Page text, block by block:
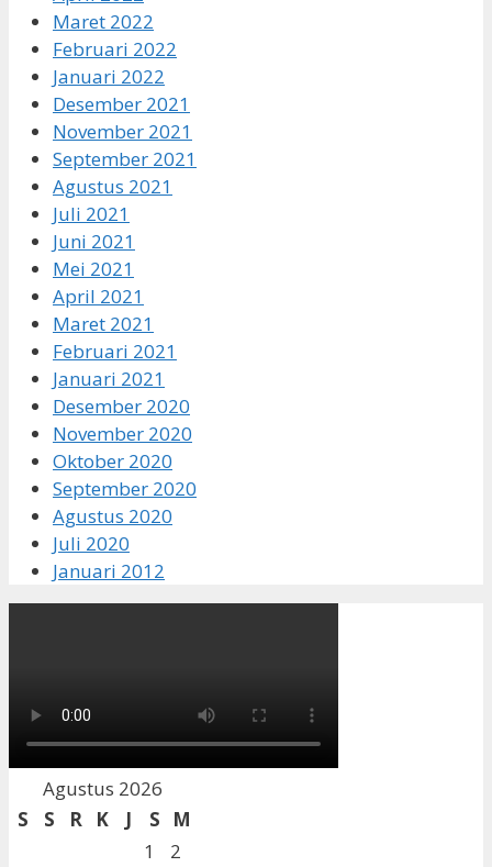
Maret 2022
Februari 2022
Januari 2022
Desember 2021
November 2021
September 2021
Agustus 2021
Juli 2021
Juni 2021
Mei 2021
April 2021
Maret 2021
Februari 2021
Januari 2021
Desember 2020
November 2020
Oktober 2020
September 2020
Agustus 2020
Juli 2020
Januari 2012
Agustus 2026
S
S R K J S
M
1
2